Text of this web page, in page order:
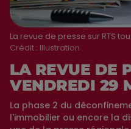
La revue de presse sur RTS
Crédit : Illustration
LA REVUE DE
VENDREDI 29
La phase 2 du
l'immobilier ou encore la